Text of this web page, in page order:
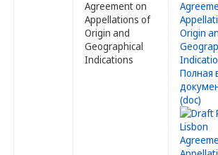
Agreement on
Appellations of
Origin and
Geographical
Indications